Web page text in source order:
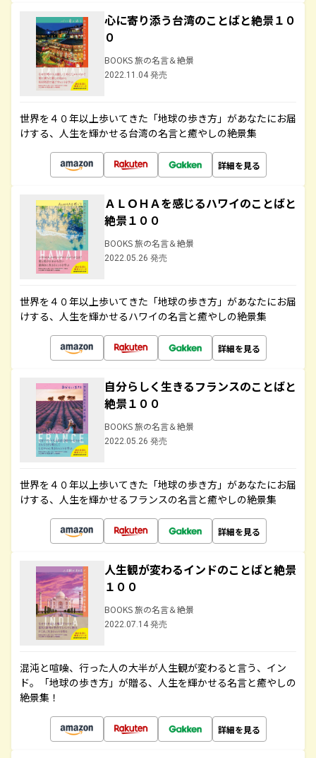
心に寄り添う台湾のことばと絶景１０
０
BOOKS 旅の名言＆絶景
2022.11.04 発売
世界を４０年以上歩いてきた「地球の歩き方」があなたにお届
けする、人生を輝かせる台湾の名言と癒やしの絶景集
詳細を見る
ＡＬＯＨＡを感じるハワイのことばと
絶景１００
BOOKS 旅の名言＆絶景
2022.05.26 発売
世界を４０年以上歩いてきた「地球の歩き方」があなたにお届
けする、人生を輝かせるハワイの名言と癒やしの絶景集
詳細を見る
自分らしく生きるフランスのことばと
絶景１００
BOOKS 旅の名言＆絶景
2022.05.26 発売
世界を４０年以上歩いてきた「地球の歩き方」があなたにお届
けする、人生を輝かせるフランスの名言と癒やしの絶景集
詳細を見る
人生観が変わるインドのことばと絶景
１００
BOOKS 旅の名言＆絶景
2022.07.14 発売
混沌と喧噪、行った人の大半が人生観が変わると言う、イン
ド。「地球の歩き方」が贈る、人生を輝かせる名言と癒やしの
絶景集！
詳細を見る